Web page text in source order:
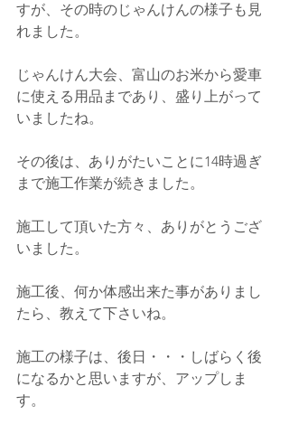
すが、その時のじゃんけんの様子も見
れました。
じゃんけん大会、富山のお米から愛車
に使える用品まであり、盛り上がって
いましたね。
その後は、ありがたいことに14時過ぎ
まで施工作業が続きました。
施工して頂いた方々、ありがとうござ
いました。
施工後、何か体感出来た事がありまし
たら、教えて下さいね。
施工の様子は、後日・・・しばらく後
になるかと思いますが、アップしま
す。